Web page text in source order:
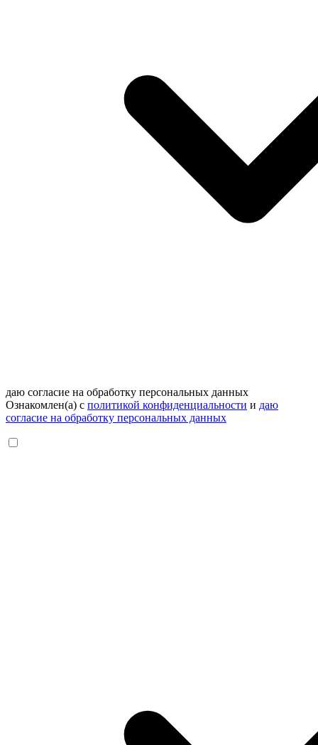
даю согласие на обработку персональных данных
Ознакомлен(а) с политикой конфиденциальности и даю
согласие на обработку персональных данных